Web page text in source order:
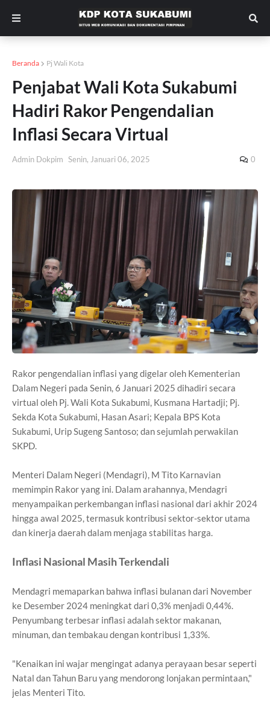
Beranda Pj Wali Kota
Penjabat Wali Kota Sukabumi
Hadiri Rakor Pengendalian
Inflasi Secara Virtual
Admin Dokpim Senin, Januari 06, 2025 0
Rakor pengendalian inflasi yang digelar oleh Kementerian
Dalam Negeri pada Senin, 6 Januari 2025 dihadiri secara
virtual oleh Pj. Wali Kota Sukabumi, Kusmana Hartadji; Pj.
Sekda Kota Sukabumi, Hasan Asari; Kepala BPS Kota
Sukabumi, Urip Sugeng Santoso; dan sejumlah perwakilan
SKPD.
Menteri Dalam Negeri (Mendagri), M Tito Karnavian
memimpin Rakor yang ini. Dalam arahannya, Mendagri
menyampaikan perkembangan inflasi nasional dari akhir 2024
hingga awal 2025, termasuk kontribusi sektor-sektor utama
dan kinerja daerah dalam menjaga stabilitas harga.
Inflasi Nasional Masih Terkendali
Mendagri memaparkan bahwa inflasi bulanan dari November
ke Desember 2024 meningkat dari 0,3% menjadi 0,44%.
Penyumbang terbesar inflasi adalah sektor makanan,
minuman, dan tembakau dengan kontribusi 1,33%.
"Kenaikan ini wajar mengingat adanya perayaan besar seperti
Natal dan Tahun Baru yang mendorong lonjakan permintaan,"
jelas Menteri Tito.